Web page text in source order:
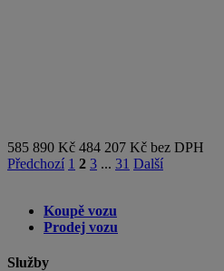
585 890 Kč 484 207 Kč bez DPH
Předchozí 1 2 3 ... 31 Další
Koupě vozu
Prodej vozu
Služby